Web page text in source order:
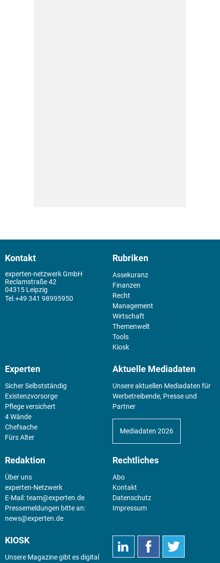
Kontakt
experten-netzwerk GmbH
Reclamstraße 42
04315 Leipzig
+49 341 98995950
Rubriken
Assekuranz
Finanzen
Recht
Management
Wirtschaft
Themenwelt
Tools
Kiosk
Experten
Sicher Selbstständig
Existenz­vorsorge
Pflege versichert
4 Wände
Chefsache
Fürs Alter
Aktuelle Mediadaten
Unsere aktuellen Mediadaten für
Werbetreibende, Presse und
Partner
Mediadaten 2026
Redaktion
Über uns
experten-Netzwerk
E-Mail:team@experten.de
Pressemeldungen bitte an:
news@experten.de
Rechtliches
Abo
Kontakt
Datenschutz
Impressum
KIOSK
Unsere Magazine gibt es digital